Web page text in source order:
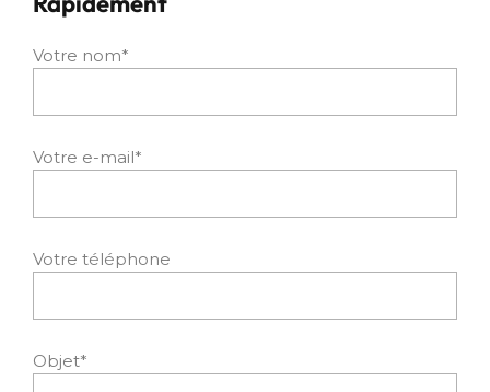
Votre nom*
Votre e-mail*
Votre téléphone
Objet*